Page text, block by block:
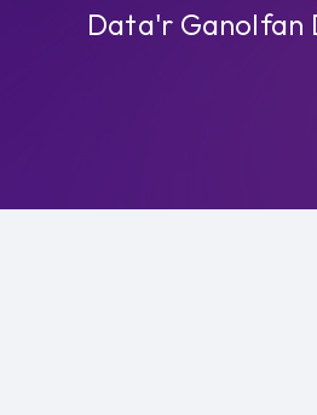
Data'r Ganolfan